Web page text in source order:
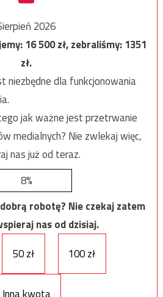
2026
16 500zł, zebraliśmy:1351
zł.
niezbędne dla funkcjonowania
jak ważne jest przetrwanie
medialnych? Nie zwlekaj więc,
nas już od teraz.
8%
robotę? Nie czekaj zatem
nas od dzisiaj.
50 zł 100 zł
Inna kwota